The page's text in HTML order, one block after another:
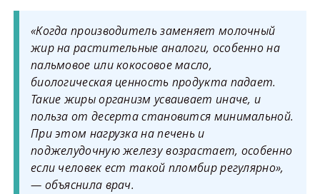
«Когда производитель заменяет молочный
жир на растительные аналоги, особенно на
пальмовое или кокосовое масло,
биологическая ценность продукта падает.
Такие жиры организм усваивает иначе, и
польза от десерта становится минимальной.
При этом нагрузка на печень и
поджелудочную железу возрастает, особенно
если человек ест такой пломбир регулярно»,
— объяснила врач.